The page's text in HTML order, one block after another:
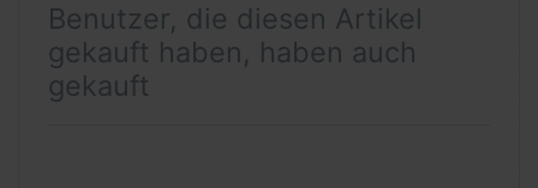
Benutzer, die diesen Artikel
gekauft haben, haben auch
gekauft